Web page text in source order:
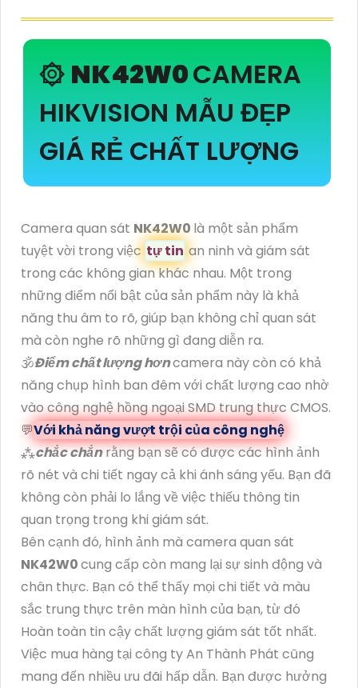
۞NK42W0CAMERA
HIKVISION MẪU ĐẸP
GIÁ RẺ CHẤT LƯỢNG
Camera quan sát NK42W0 là một sản phẩm
tuyệt vời trong việc tự tin an ninh và giám sát
trong các không gian khác nhau. Một trong
những điểm nổi bật của sản phẩm này là khả
năng thu âm to rõ, giúp bạn không chỉ quan sát
mà còn nghe rõ những gì đang diễn ra.
🕉️Điểm chất lượng hơncamera này còn có khả
năng chụp hình ban đêm với chất lượng cao nhờ
vào công nghệ hồng ngoại SMD trung thực CMOS.
💬Với khả năng vượt trội của công nghệ
⁂chắc chắnrằng bạn sẽ có được các hình ảnh
rõ nét và chi tiết ngay cả khi ánh sáng yếu. Bạn đã
không còn phải lo lắng về việc thiếu thông tin
quan trọng trong khi giám sát.
Bên cạnh đó, hình ảnh mà camera quan sát
NK42W0cung cấp còn mang lại sự sinh động và
chân thực. Bạn có thể thấy mọi chi tiết và màu
sắc trung thực trên màn hình của bạn, từ đó
Hoàn toàn tin cậy chất lượng giám sát tốt nhất.
Việc mua hàng tại công ty An Thành Phát cũng
mang đến nhiều ưu đãi hấp dẫn. Bạn được hưởng